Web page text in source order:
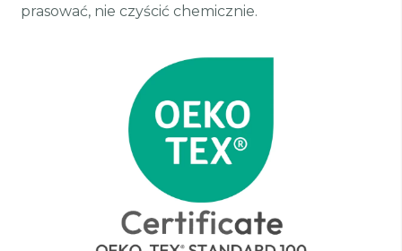
prasować, nie czyścić chemicznie.